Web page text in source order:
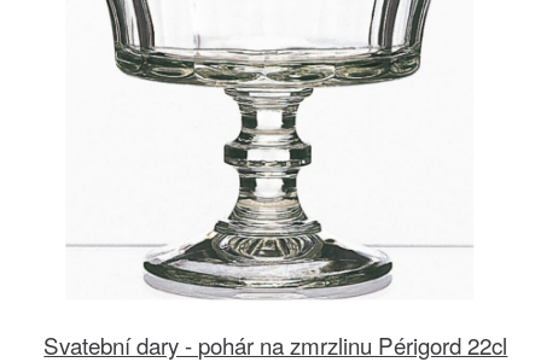
Svatební dary - pohár na zmrzlinu Périgord 22cl